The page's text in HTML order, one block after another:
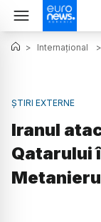
> Internațional >
ȘTIRI EXTERNE
Iranul
Qatarului